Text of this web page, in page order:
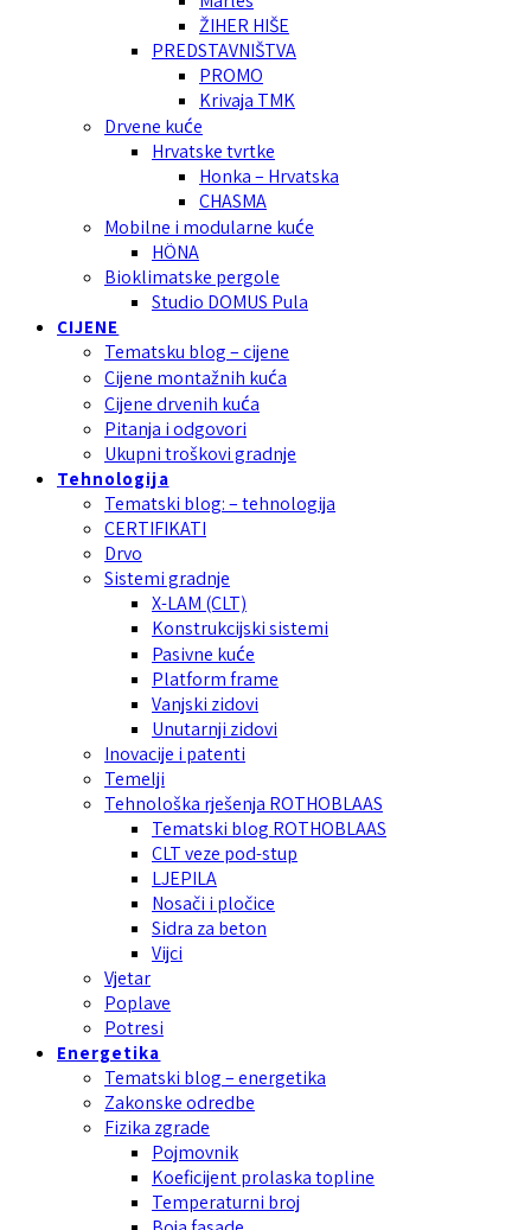
ŽIHER HIŠE
PREDSTAVNIŠTVA
PROMO
Krivaja TMK
Drvene kuće
Hrvatske tvrtke
Honka – Hrvatska
CHASMA
Mobilne i modularne kuće
HÖNA
Bioklimatske pergole
Studio DOMUS Pula
CIJENE
Tematsku blog – cijene
Cijene montažnih kuća
Cijene drvenih kuća
Pitanja i odgovori
Ukupni troškovi gradnje
Tehnologija
Tematski blog: – tehnologija
CERTIFIKATI
Drvo
Sistemi gradnje
X-LAM (CLT)
Konstrukcijski sistemi
Pasivne kuće
Platform frame
Vanjski zidovi
Unutarnji zidovi
Inovacije i patenti
Temelji
Tehnološka rješenja ROTHOBLAAS
Tematski blog ROTHOBLAAS
CLT veze pod-stup
LJEPILA
Nosači i pločice
Sidra za beton
Vijci
Vjetar
Poplave
Potresi
Energetika
Tematski blog – energetika
Zakonske odredbe
Fizika zgrade
Pojmovnik
Koeficijent prolaska topline
Temperaturni broj